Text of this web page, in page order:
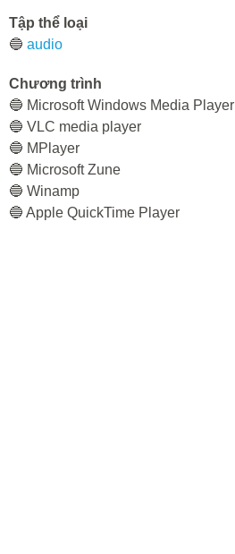
Tập thể loại
🔵 audio
Chương trình
🔵 Microsoft Windows Media Player
🔵 VLC media player
🔵 MPlayer
🔵 Microsoft Zune
🔵 Winamp
🔵 Apple QuickTime Player